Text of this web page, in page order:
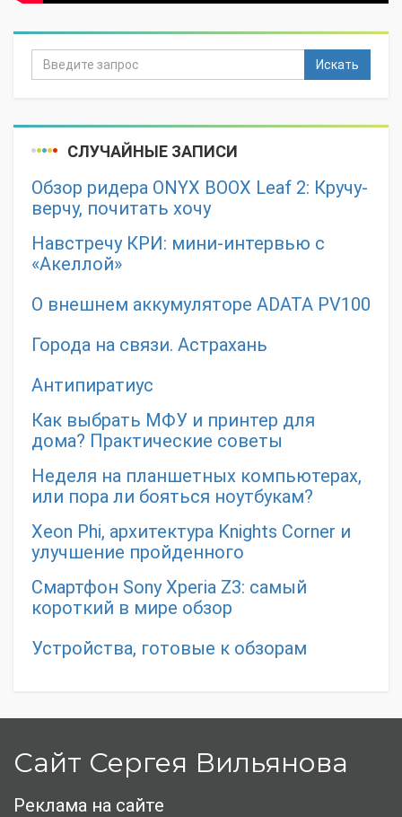
Искать
СЛУЧАЙНЫЕ ЗАПИСИ
Обзор ридера ONYX BOOX Leaf 2: Кручу-
верчу, почитать хочу
Навстречу КРИ: мини-интервью с
«Акеллой»
О внешнем аккумуляторе ADATA PV100
Города на связи. Астрахань
Антипиратиус
Как выбрать МФУ и принтер для
дома? Практические советы
Неделя на планшетных компьютерах,
или пора ли бояться ноутбукам?
Xeon Phi, архитектура Knights Corner и
улучшение пройденного
Смартфон Sony Xperia Z3: самый
короткий в мире обзор
Устройства, готовые к обзорам
Сайт Сергея Вильянова
Реклама на сайте